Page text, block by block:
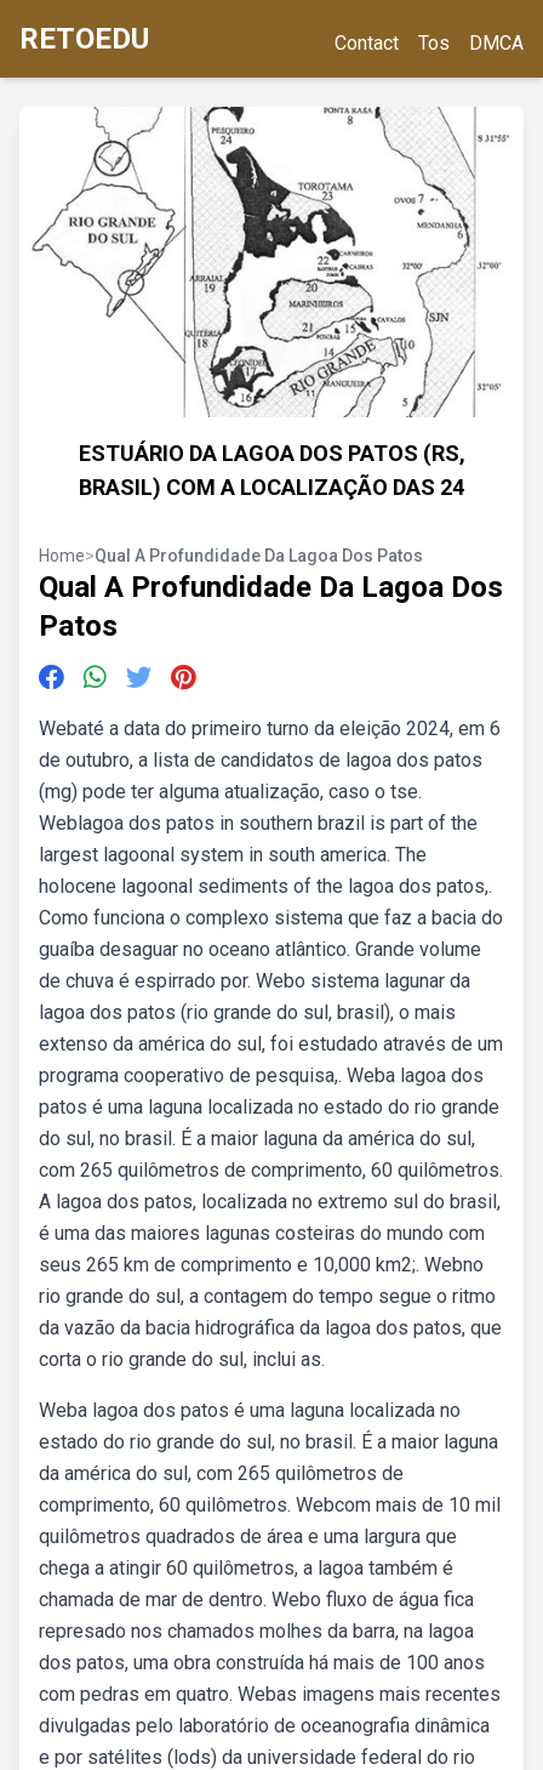
RETOEDU Contact Tos DMCA
ESTUÁRIO DA LAGOA DOS PATOS (RS,
BRASIL) COM A LOCALIZAÇÃO DAS 24
Home>Qual A Profundidade Da Lagoa Dos Patos
Qual A Profundidade Da Lagoa Dos
Patos
Webaté a data do primeiro turno da eleição 2024, em 6
de outubro, a lista de candidatos de lagoa dos patos
(mg) pode ter alguma atualização, caso o tse.
Weblagoa dos patos in southern brazil is part of the
largest lagoonal system in south america. The
holocene lagoonal sediments of the lagoa dos patos,.
Como funciona o complexo sistema que faz a bacia do
guaíba desaguar no oceano atlântico. Grande volume
de chuva é espirrado por. Webo sistema lagunar da
lagoa dos patos (rio grande do sul, brasil), o mais
extenso da américa do sul, foi estudado através de um
programa cooperativo de pesquisa,. Weba lagoa dos
patos é uma laguna localizada no estado do rio grande
do sul, no brasil. É a maior laguna da américa do sul,
com 265 quilômetros de comprimento, 60 quilômetros.
A lagoa dos patos, localizada no extremo sul do brasil,
é uma das maiores lagunas costeiras do mundo com
seus 265 km de comprimento e 10,000 km2;. Webno
rio grande do sul, a contagem do tempo segue o ritmo
da vazão da bacia hidrográfica da lagoa dos patos, que
corta o rio grande do sul, inclui as.
Weba lagoa dos patos é uma laguna localizada no
estado do rio grande do sul, no brasil. É a maior laguna
da américa do sul, com 265 quilômetros de
comprimento, 60 quilômetros. Webcom mais de 10 mil
quilômetros quadrados de área e uma largura que
chega a atingir 60 quilômetros, a lagoa também é
chamada de mar de dentro. Webo fluxo de água fica
represado nos chamados molhes da barra, na lagoa
dos patos, uma obra construída há mais de 100 anos
com pedras em quatro. Webas imagens mais recentes
divulgadas pelo laboratório de oceanografia dinâmica
e por satélites (lods) da universidade federal do rio